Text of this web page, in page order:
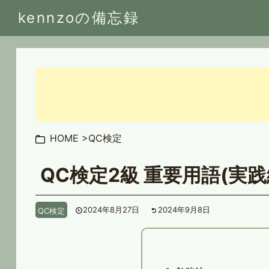
kennzoの備忘録
HOME QC検定
QC検定2級 重要用語(実
QC検定 2024年8月27日 2024年9月8日